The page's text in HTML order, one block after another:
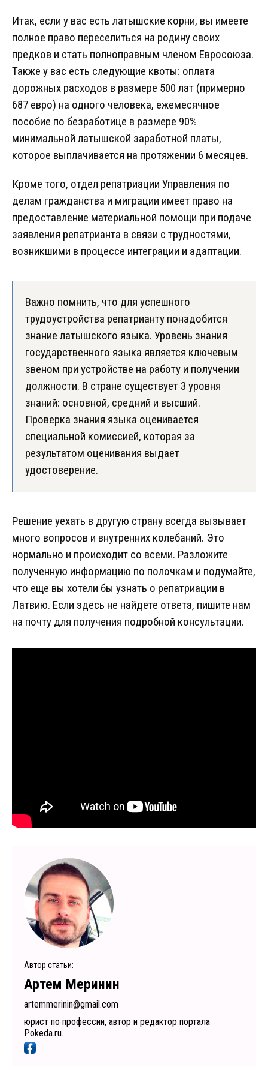
Итак, если у вас есть латышские корни, вы имеете
полное право переселиться на родину своих
предков и стать полноправным членом Евросоюза.
Также у вас есть следующие квоты: оплата
дорожных расходов в размере 500 лат (примерно
687 евро) на одного человека, ежемесячное
пособие по безработице в размере 90%
минимальной латышской заработной платы,
которое выплачивается на протяжении 6 месяцев.
Кроме того, отдел репатриации Управления по
делам гражданства и миграции имеет право на
предоставление материальной помощи при подаче
заявления репатрианта в связи с трудностями,
возникшими в процессе интеграции и адаптации.
Важно помнить, что для успешного
трудоустройства репатрианту понадобится
знание латышского языка. Уровень знания
государственного языка является ключевым
звеном при устройстве на работу и получении
должности. В стране существует 3 уровня
знаний: основной, средний и высший.
Проверка знания языка оценивается
специальной комиссией, которая за
результатом оценивания выдает
удостоверение.
Решение уехать в другую страну всегда вызывает
много вопросов и внутренних колебаний. Это
нормально и происходит со всеми. Разложите
полученную информацию по полочкам и подумайте,
что еще вы хотели бы узнать о репатриации в
Латвию. Если здесь не найдете ответа, пишите нам
на почту для получения подробной консультации.
Автор статьи:
Артем Меринин
artemmerinin@gmail.com
юрист по профессии, автор и редактор портала
Pokeda.ru.